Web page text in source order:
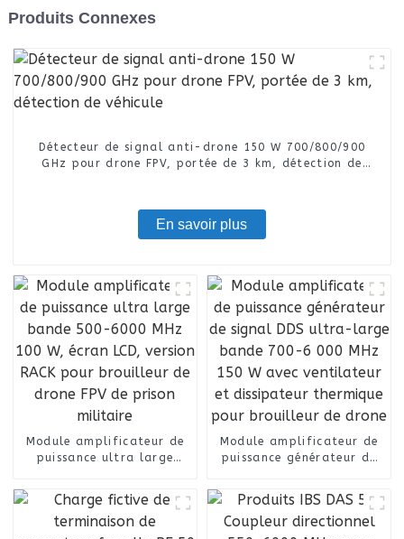
Produits Connexes
Détecteur de signal anti-drone 150 W 700/800/900
GHz pour drone FPV, portée de 3 km, détection de
En savoir plus
Module amplificateur de
puissance ultra large
W, écran LCD, version RACK
pour brouilleur de drone
FPV de prison militaire
Module amplificateur de
puissance générateur de
bande 700-6 000 MHz 150
W avec ventilateur et
dissipateur thermique